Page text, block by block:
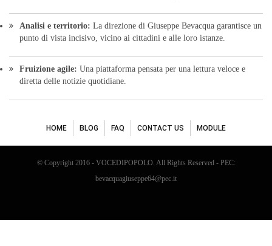
Analisi e territorio: La direzione di Giuseppe Bevacqua garantisce un
punto di vista incisivo, vicino ai cittadini e alle loro istanze.
Fruizione agile: Una piattaforma pensata per una lettura veloce e
diretta delle notizie quotidiane.
HOME BLOG FAQ CONTACT US MODULE
© Copyright 2016 - VOCEDIPOPOLO. All Rights Reserved - PEC:
bevacquagiuseppe64@pec.it